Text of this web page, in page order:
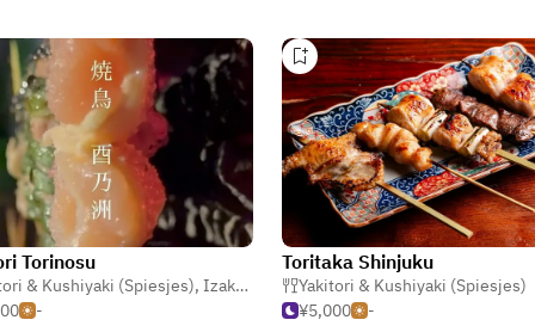
,Japans
Torinosu
& Kushiyaki (Spiesjes), Izakaya (Japanse Taverne) ,Japans
-
Toritaka Shinjuku
Yakitori & Kushiyaki (Spiesjes)
¥5,000
-